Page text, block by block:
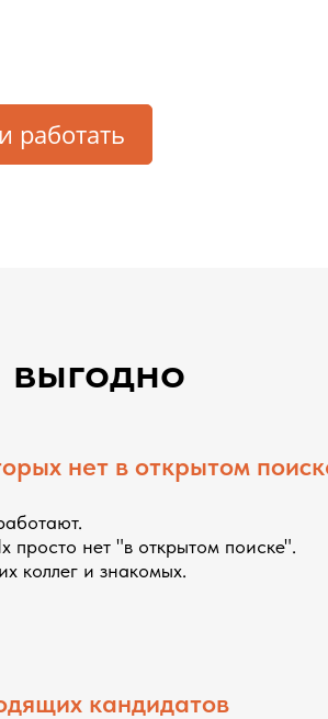
работать
кандидатов
нет в открытом
нет "в открытом поиске".
коллег и знакомых.